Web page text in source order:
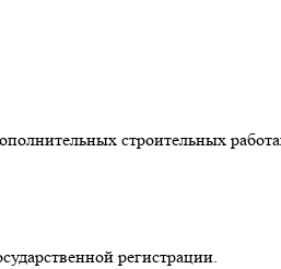
строительных
регистрации.